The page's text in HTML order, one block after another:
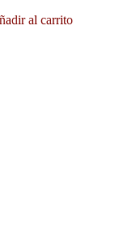
al carrito